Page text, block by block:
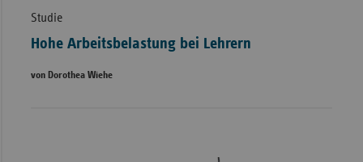
Studie
Hohe Arbeitsbelastung bei Lehrern
von Dorothea Wiehe